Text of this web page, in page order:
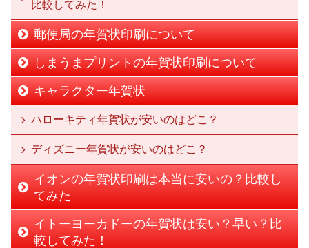
比較してみた！
郵便局の年賀状印刷について
しまうまプリントの年賀状印刷について
キャラクター年賀状
ハローキティ年賀状が安いのはどこ？
ディズニー年賀状が安いのはどこ？
イオンの年賀状印刷は本当に安いの？比較し
てみた
イトーヨーカドーの年賀状は安い？早い？比
較してみた！